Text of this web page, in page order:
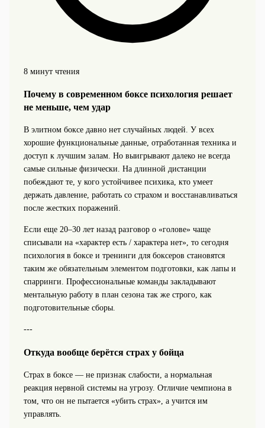
8 минут чтения
Почему в современном боксе психология решает
не меньше, чем удар
В элитном боксе давно нет случайных людей. У всех
хорошие функциональные данные, отработанная техника и
доступ к лучшим залам. Но выигрывают далеко не всегда
самые сильные физически. На длинной дистанции
побеждают те, у кого устойчивее психика, кто умеет
держать давление, работать со страхом и восстанавливаться
после жестких поражений.
Если еще 20–30 лет назад разговор о «голове» чаще
списывали на «характер есть / характера нет», то сегодня
психология в боксе и тренинги для боксеров становятся
таким же обязательным элементом подготовки, как лапы и
спарринги. Профессиональные команды закладывают
ментальную работу в план сезона так же строго, как
подготовительные сборы.
---
Откуда вообще берётся страх у бойца
Страх в боксе — не признак слабости, а нормальная
реакция нервной системы на угрозу. Отличие чемпиона в
том, что он не пытается «убить страх», а учится им
управлять.